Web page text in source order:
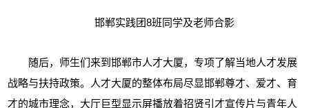
邯郸实践团8班同学及老师合影
随后，师生们来到邯郸市人才大厦，专项了解当地人才发展
战略与扶持政策。人才大厦的整体布局尽显邯郸尊才、爱才、育
才的城市理念，大厅巨型显示屏播放着招贤引才宣传片与青年人